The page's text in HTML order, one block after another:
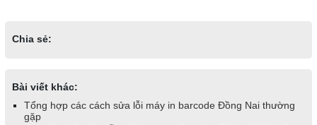
Chia sẻ:
Bài viết khác:
Tổng hợp các cách sửa lỗi máy in barcode Đồng Nai thường
gặp